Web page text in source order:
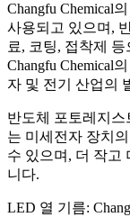
Changfu Chemical
사용되고 있으며,
료, 코팅, 접착제
Changfu Chemical
자 및 전기 산업의
반도체 포토레지
는 미세전자 장치
수 있으며, 더 작고
니다.
LED 열 기름: